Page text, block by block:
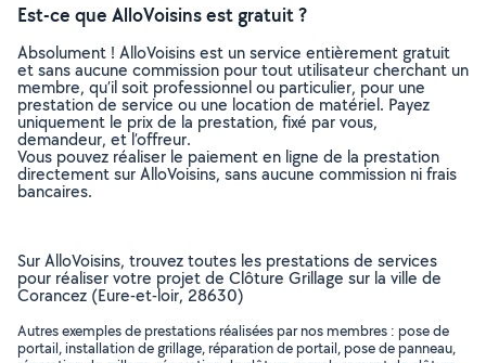
Est-ce que AlloVoisins est gratuit ?
Absolument ! AlloVoisins est un service entièrement gratuit
et sans aucune commission pour tout utilisateur cherchant un
membre, qu’il soit professionnel ou particulier, pour une
prestation de service ou une location de matériel. Payez
uniquement le prix de la prestation, fixé par vous,
demandeur, et l’offreur.
Vous pouvez réaliser le paiement en ligne de la prestation
directement sur AlloVoisins, sans aucune commission ni frais
bancaires.
Sur AlloVoisins, trouvez toutes les prestations de services
pour réaliser votre projet de Clôture Grillage sur la ville de
Corancez (Eure-et-loir, 28630)
Autres exemples de prestations réalisées par nos membres : pose de
portail, installation de grillage, réparation de portail, pose de panneau,